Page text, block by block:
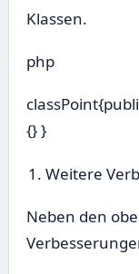
Klassen.
php
{} }
Weitere
Neben den